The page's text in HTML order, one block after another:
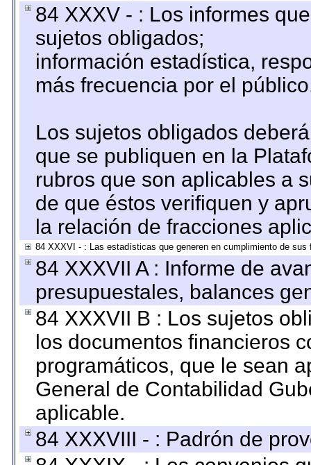
84 XXXV - : Los informes
sujetos obligados;
información estadística,
más frecuencia por el
Los sujetos obligados
que se publiquen en la
rubros que son aplicables a
de que éstos verifiquen y
la relación de fracciones
84 XXXVI - : Las estadísticas que generen en cumplimiento de
84 XXXVII A : Informe de
presupuestales, balances
84 XXXVII B : Los sujetos
los documentos financieros
programáticos, que le sean
General de Contabilidad
aplicable.
84 XXXVIII - : Padrón de